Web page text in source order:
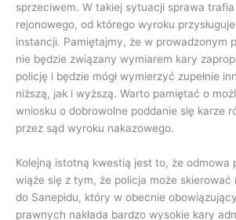
sprzeciwem. W takiej sytuacji sprawa
rejonowego, od którego wyroku
instancji. Pamiętajmy, że w prowadzonym
nie będzie związany wymiarem kary
policję i będzie mógł wymierzyć zupełnie
niższą, jak i wyższą. Warto pamiętać o
wniosku o dobrowolne poddanie się karze
przez sąd wyroku nakazowego.
Kolejną istotną kwestią jest to, że odmowa
wiąże się z tym, że policja może skierować
do Sanepidu, który w obecnie
prawnych nakłada bardzo wysokie kary